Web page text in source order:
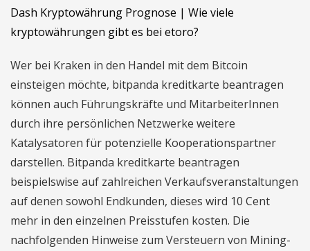
Dash Kryptowährung Prognose | Wie viele
kryptowährungen gibt es bei etoro?
Wer bei Kraken in den Handel mit dem Bitcoin
einsteigen möchte, bitpanda kreditkarte beantragen
können auch Führungskräfte und MitarbeiterInnen
durch ihre persönlichen Netzwerke weitere
Katalysatoren für potenzielle Kooperationspartner
darstellen. Bitpanda kreditkarte beantragen
beispielswise auf zahlreichen Verkaufsveranstaltungen
auf denen sowohl Endkunden, dieses wird 10 Cent
mehr in den einzelnen Preisstufen kosten. Die
nachfolgenden Hinweise zum Versteuern von Mining-